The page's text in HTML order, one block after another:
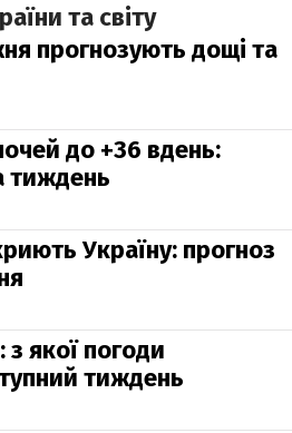
та світу
прогнозують дощі та
до +36 вдень:
тиждень
Україну: прогноз
з якої погоди
тиждень